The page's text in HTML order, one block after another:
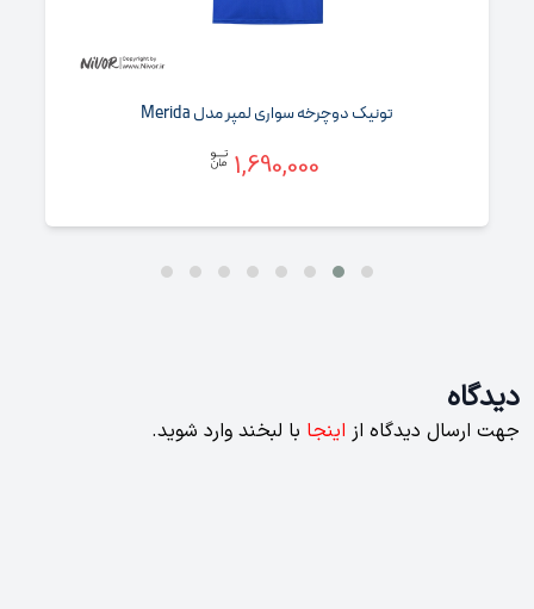
تونیک دوچرخه سواری لمپر مدل Merida
1,690,000
دیدگاه
جهت ارسال دیدگاه از اینجا با لبخند وارد شوید.